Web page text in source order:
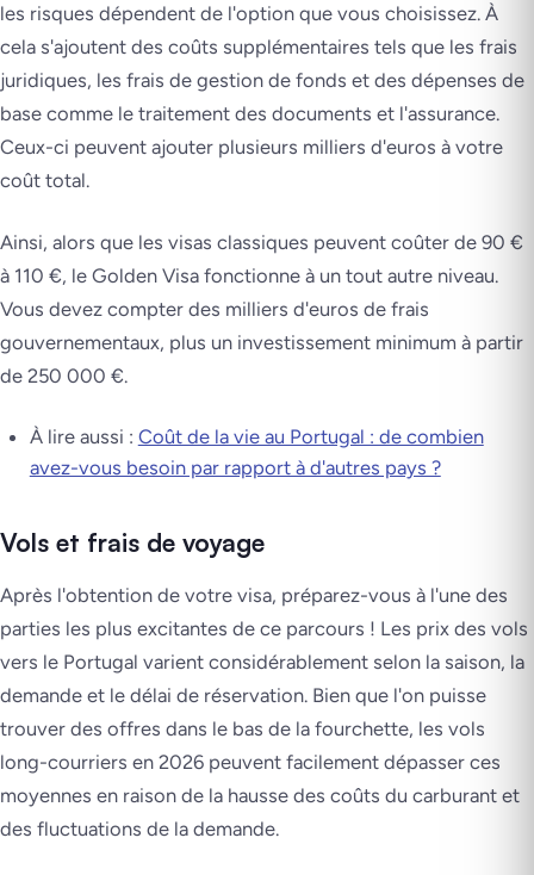
les risques dépendent de l'option que vous choisissez. À
cela s'ajoutent des coûts supplémentaires tels que les frais
juridiques, les frais de gestion de fonds et des dépenses de
base comme le traitement des documents et l'assurance.
Ceux-ci peuvent ajouter plusieurs milliers d'euros à votre
coût total.
Ainsi, alors que les visas classiques peuvent coûter de 90 €
à 110 €, le Golden Visa fonctionne à un tout autre niveau.
Vous devez compter des milliers d'euros de frais
gouvernementaux, plus un investissement minimum à partir
de 250 000 €.
À lire aussi : Coût de la vie au Portugal : de combien
avez-vous besoin par rapport à d'autres pays ?
Vols et frais de voyage
Après l'obtention de votre visa, préparez-vous à l'une des
parties les plus excitantes de ce parcours ! Les prix des vols
vers le Portugal varient considérablement selon la saison, la
demande et le délai de réservation. Bien que l'on puisse
trouver des offres dans le bas de la fourchette, les vols
long-courriers en 2026 peuvent facilement dépasser ces
moyennes en raison de la hausse des coûts du carburant et
des fluctuations de la demande.